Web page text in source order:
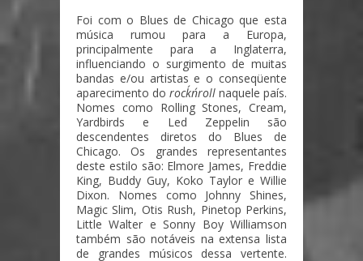
Foi com o Blues de Chicago que esta
música rumou para a Europa,
principalmente para a Inglaterra,
influenciando o surgimento de muitas
bandas e/ou artistas e o conseqüente
aparecimento do rock´n´roll naquele país.
Nomes como Rolling Stones, Cream,
Yardbirds e Led Zeppelin são
descendentes diretos do Blues de
Chicago. Os grandes representantes
deste estilo são: Elmore James, Freddie
King, Buddy Guy, Koko Taylor e Willie
Dixon. Nomes como Johnny Shines,
Magic Slim, Otis Rush, Pinetop Perkins,
Little Walter e Sonny Boy Williamson
também são notáveis na extensa lista
de grandes músicos dessa vertente.